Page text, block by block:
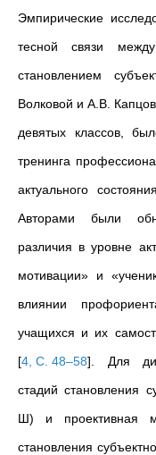
Эмпирические
тесной связи
становлением
Волковой и А.В.
девятых классов,
тренинга
актуального
Авторами были
различия в уровне
мотивации» и
влиянии
учащихся и их
[4, С. 48–58] . Для
стадий становления
Ш) и проективная
становления